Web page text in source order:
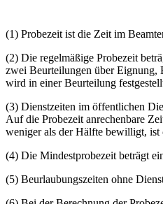
(1) Probezeit ist die Zeit im
(2) Die regelmäßige Probezeit
zwei Beurteilungen über Eignung,
wird in einer Beurteilung
(3) Dienstzeiten im öffentlichen
Auf die Probezeit anrechenbare
weniger als der Hälfte bewilligt, ist
(4) Die Mindestprobezeit beträgt
(5) Beurlaubungszeiten ohne